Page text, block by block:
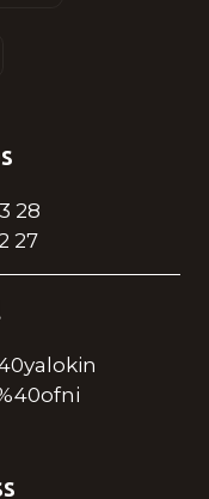
28
27